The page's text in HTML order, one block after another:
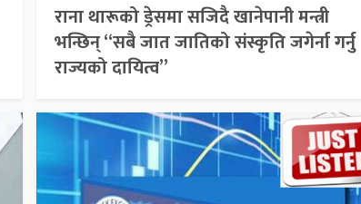
राना थारूको ड्रेसमा सजिदै खानेपानी मन्त्री
भन्छिन् “सबै जात जातिको संस्कृति जगेर्ना गर्नु
राज्यको दायित्व”